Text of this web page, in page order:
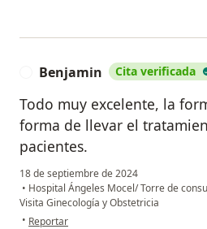
Benjamin Cita verificada
Todo muy excelente, la
forma de llevar el
pacientes.
18 de septiembre de 2024
• Hospital Ángeles Mocel/ Torre de
Visita Ginecología y Obstetricia
• en opinión del usuario Benjamin
Reportar